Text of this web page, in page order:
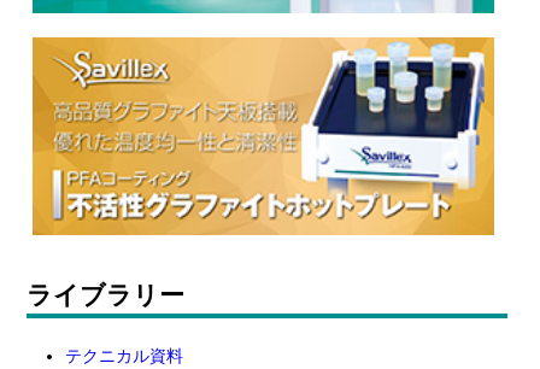
ライブラリー
テクニカル資料